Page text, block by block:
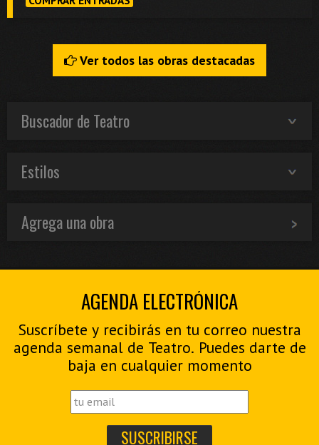
Ver todos las obras destacadas
Buscador de Teatro
Estilos
Agrega una obra
AGENDA ELECTRÓNICA
Suscríbete y recibirás en tu correo nuestra
agenda semanal de Teatro. Puedes darte de
baja en cualquier momento